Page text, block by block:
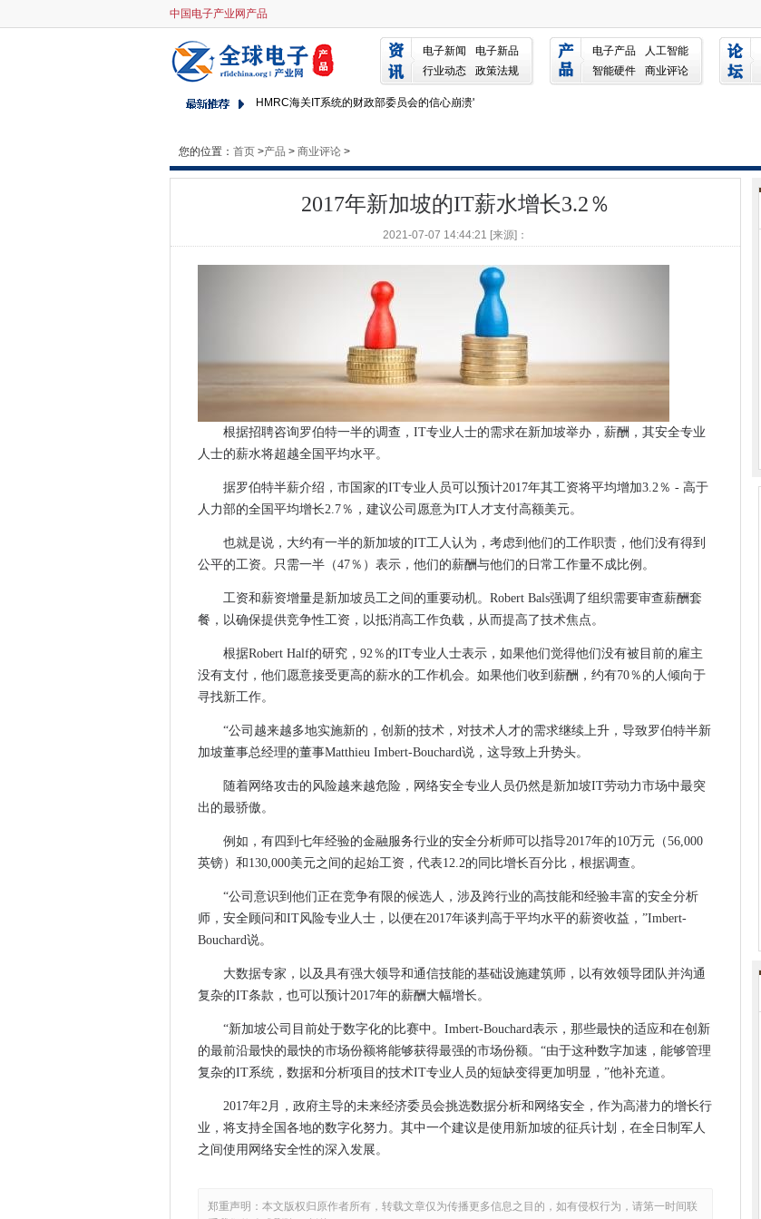
中国电子产业网产品
电子新闻
电子新品
行业动态
政策法规
电子产品
人工智能
智能硬件
商业评论
2017年新加坡的IT薪水增长3.2％
俄罗斯网络间谍活动亮点需要提高电子邮件安全性
外包水市场系统启动和运行
HMRC海关IT系统的财政部委员会的信心崩溃'
Gatwick推出增强现实机场导航
技术乔布斯报告：安全，DevOps和大数据保持热
小米在美国入境计划之前收购微软的专利
Facebook，Google，Twitter被巴黎恐怖受害者的父亲起诉
赛门铁克买蓝色外套的5个原因
CIO采访：Martin Hofmann，大众网集团
NHS Digital拾取了无纸体医疗保健的速度
几乎四分之一的英国和美国公司可能会错过GDPR截止日期
宝马与英特尔，移动式队伍，将自行车自行车到2021年
ContainerX推出了新的企业集装箱平台
荷兰制造商转向SDN，以节省30％的网络成本
东盟企业面临行动障碍
NHS推出项目以提高数字健康技术技能
红帽加深了与AWS的伙伴关系
尼古拉电机为2,000小时电动半拖车卡车获得2.3亿美元的预订
Barts NHS信任随着持续的，周长IT系统崩溃
报告称，欧盟和美国达到数据转账交易
三星支付终于击中了英国
人们呈现出最大的挑战，说Infosec专业人士
Goznym Trojan在美国主要银行的业务账户中转动了它的景点
CNCF：云本机基础推动了前进的可移植性
差不多100％的零售商认为存储分支机构至关重要
交通票让你失望​​？这个Robo-Lawyer已经保存了40万美元的用户
如果频谱不平衡持续存在，三人可能会考虑法律诉讼
戴尔停止销售Android设备
丹麦国防部长指责俄罗斯网络间谍活动
微软索赔的镀铬比Edge Browser更多的电池供电高达70％
APAC占全球葡萄酒感染的10％
Apple开始测试Safari 10
女性使用平板电脑，男性更喜欢智能电视，说美国数据
Windows 10 Beta Build 14366具有边缘扩展功能
这个工具抽头机器学习借助猜测内容营销
Mingis关于Tech：与现实变得虚拟
您的位置： 首页 >产品 > 商业评论 >
2017年新加坡的IT薪水增长3.2％
2021-07-07 14:44:21 [来源]：
根据招聘咨询罗伯特一半的调查，IT专业人士的需求在新加坡举办，薪酬，其安全专业
人士的薪水将超越全国平均水平。
据罗伯特半薪介绍，市国家的IT专业人员可以预计2017年其工资将平均增加3.2％ - 高于
人力部的全国平均增长2.7％，建议公司愿意为IT人才支付高额美元。
也就是说，大约有一半的新加坡的IT工人认为，​​考虑到他们的工作职责，他们没有得到
公平的工资。只需一半（47％）表示，他们的薪酬与他们的日常工作量不成比例。
工资和薪资增量是新加坡员工之间的重要动机。Robert Bals强调了组织需要审查薪酬套
餐，以确保提供竞争性工资，以抵消高工作负载，从而提高了技术焦点。
根据Robert Half的研究，92％的IT专业人士表示，如果他们觉得他们没有被目前的雇主
没有支付，他们愿意接受更高的薪水的工作机会。如果他们收到薪酬，约有70％的人倾向于
寻找新工作。
“公司越来越多地实施新的，创新的技术，对技术人才的需求继续上升，导致罗伯特半新
加坡董事总经理的董事Matthieu Imbert-Bouchard说，这导致上升势头。
随着网络攻击的风险越来越危险，网络安全专业人员仍然是新加坡IT劳动力市场中最突
出的最骄傲。
例如，有四到七年经验的金融服务行业的安全分析师可以指导2017年的10万元（56,000
英镑）和130,000美元之间的起始工资，代表12.2的同比增长百分比，根据调查。
“公司意识到他们正在竞争有限的候选人，涉及跨行业的高技能和经验丰富的安全分析
师，安全顾问和IT风险专业人士，以便在2017年谈判高于平均水平的薪资收益，”Imbert-
Bouchard说。
大数据专家，以及具有强大领导和通信技能的基础设施建筑师，以有效领导团队并沟通
复杂的IT条款，也可以预计2017年的薪酬大幅增长。
“新加坡公司目前处于数字化的比赛中。Imbert-Bouchard表示，那些最快的适应和在创新
的最前沿最快的最快的市场份额将能够获得最强的市场份额。“由于这种数字加速，能够管理
复杂的IT系统，数据和分析项目的技术IT专业人员的短缺变得更加明显，”他补充道。
2017年2月，政府主导的未来经济委员会挑选数据分析和网络安全，作为高潜力的增长行
业，将支持全国各地的数字化努力。其中一个建议是使用新加坡的征兵计划，在全日制军人
之间使用网络安全性的深入发展。
郑重声明：本文版权归原作者所有，转载文章仅为传播更多信息之目的，如有侵权行为，请第一时间联